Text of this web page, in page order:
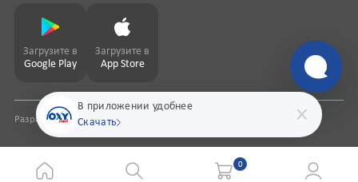
В приложении удобнее
Скачать
Загрузите в
Google Play
Загрузите в
App Store
Разработка сайтаpharmit.uz
0